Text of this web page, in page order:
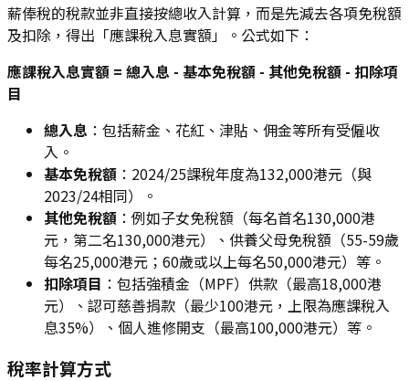
薪俸稅的稅款並非直接按總收入計算，而是先減去各項免稅額
及扣除，得出「應課稅入息實額」。公式如下：
應課稅入息實額 = 總入息 - 基本免稅額 - 其他免稅額 - 扣除項
目
總入息 ：包括薪金、花紅、津貼、佣金等所有受僱收
入。
基本免稅額 ：2024/25課稅年度為132,000港元（與
2023/24相同）。
其他免稅額 ：例如子女免稅額（每名首名130,000港
元，第二名130,000港元）、供養父母免稅額（55-59歲
每名25,000港元；60歲或以上每名50,000港元）等。
扣除項目 ：包括強積金（MPF）供款（最高18,000港
元）、認可慈善捐款（最少100港元，上限為應課稅入
息35%）、個人進修開支（最高100,000港元）等。
稅率計算方式